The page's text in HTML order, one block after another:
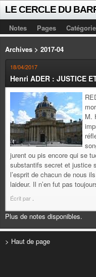
LE CERCLE DU
Notes Pages
Archives > 2017-04
18/04/2017
Henri ADER : JUSTICE
M.
jurent ou pis encore qui se
substantifs secret et justice
l’esprit de chacun de nous
laideur. Il n’en fut pas
Écrit par
Plus de notes disponibles.
> Haut de page